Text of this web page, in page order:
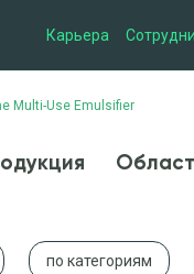
Карьера
Multi-Use Emulsifier
по категориям